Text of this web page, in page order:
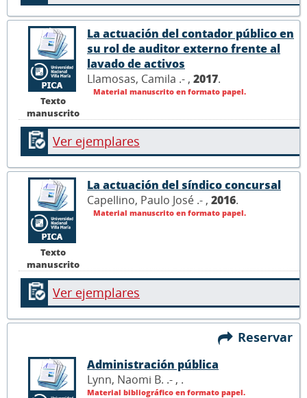
Texto
manuscrito
La actuación del contador público en
su rol de auditor externo frente al
lavado de activos
Llamosas, Camila .- , 2017.
Material manuscrito en formato papel.
Ver ejemplares
Texto
manuscrito
La actuación del síndico concursal
Capellino, Paulo José .- , 2016.
Material manuscrito en formato papel.
Ver ejemplares
Reservar
Administración pública
Lynn, Naomi B. .- , .
Material bibliográfico en formato papel.